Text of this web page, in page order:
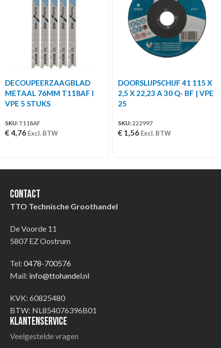
DECOUPEERZAAGBLAD
METAAL 76MM T118AF I
VPE 5 STUKS
SKU:T118AF
€4,76 Excl. BTW
DOORSLIJPSCHIJF 41 115 X
2,5 X 22,23 A 30 Q- BF | VPE
25
SKU:222997
€ 1,56 Excl. BTW
Contact
TTO Technische Groothandel
De Voorde 11
5807 EZ Oostrum
Tel: 0478-700576
Mail: info@ttohandel.nl
KVK: 60825480
BTW: NL854076396B01
Klantenservice
Veelgestelde vragen